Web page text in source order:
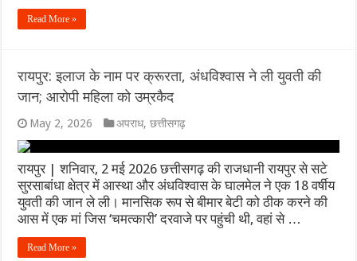
Read More »
रायपुर: इलाज के नाम पर क्रूरता, अंधविश्वास ने ली युवती की
जान; आरोपी महिला को उम्रकैद
May 2, 2026 अपराध,छत्तीसगढ़
रायपुर | शनिवार, 2 मई 2026 छत्तीसगढ़ की राजधानी रायपुर से सटे
सुरसाबांधा क्षेत्र में आस्था और अंधविश्वास के घालमेल ने एक 18 वर्षीय
युवती की जान ले ली। मानसिक रूप से बीमार बेटी को ठीक करने की
आस में एक मां जिस ‘चमत्कारी’ दरवाजे पर पहुंची थी, वहां से …
Read More »